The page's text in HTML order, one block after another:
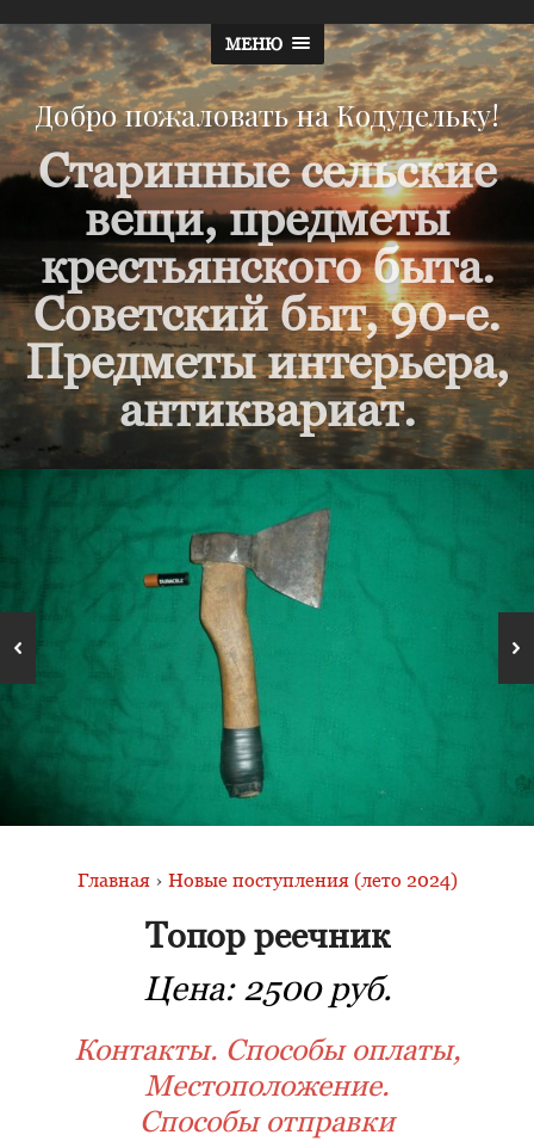
МЕНЮ
Добро пожаловать на Кодудельку!
Старинные сельские
вещи, предметы
крестьянского быта.
Советский быт, 90-е.
Предметы интерьера,
антиквариат.
Главная › Новые поступления (лето 2024)
Топор реечник
Цена: 2500 руб.
Контакты. Способы оплаты,
Местоположение.
Способы отправки